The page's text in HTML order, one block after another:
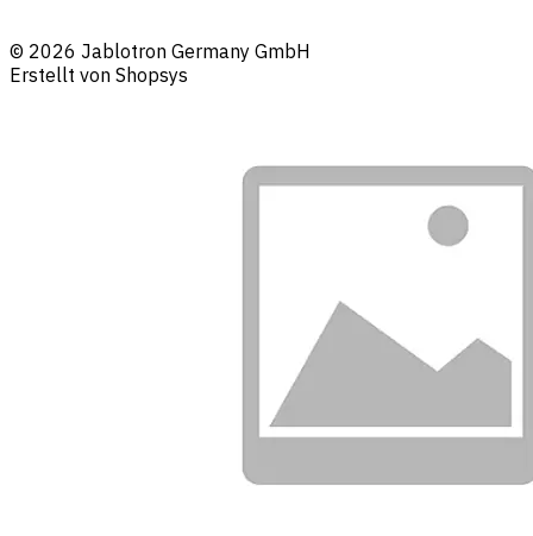
© 2026 Jablotron Germany GmbH
Erstellt von Shopsys